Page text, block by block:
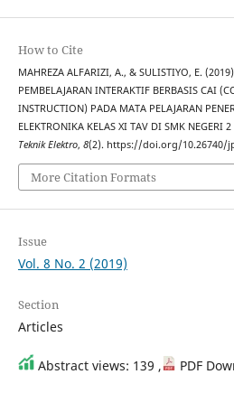
How to Cite
MAHREZA ALFARIZI, A., & SULISTIYO, E.
PEMBELAJARAN INTERAKTIF BERBASIS CAI
INSTRUCTION) PADA MATA PELAJARAN
ELEKTRONIKA KELAS XI TAV DI SMK NEGERI 2
Teknik Elektro, 8(2). https://doi.org/10.26740/
More Citation Formats
Issue
Vol. 8 No. 2 (2019)
Section
Articles
Abstract views: 139 , PDF